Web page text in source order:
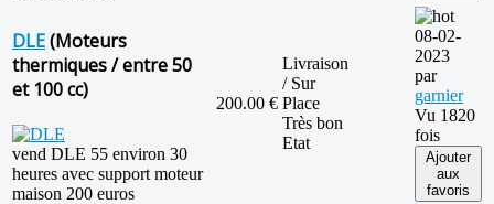
DLE(Moteurs
thermiques / entre 50
et 100 cc)
vend DLE 55 environ 30
heures avec support moteur
maison 200 euros
200.00 €
Livraison
/ Sur
Place
Très bon
Etat
08-02-
2023
par
garnier
Vu 1820
fois
Ajouter
aux
favoris